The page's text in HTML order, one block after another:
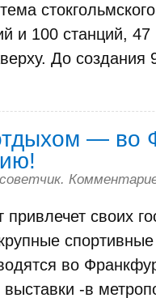
и 100 станций,
До создания
— во
.
своих
во
выставки -в